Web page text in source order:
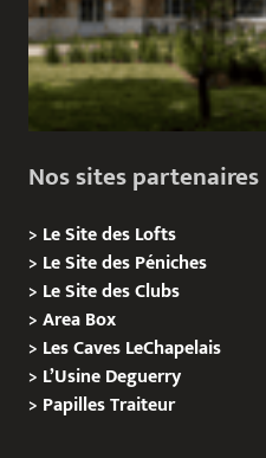
Nos sites partenaires
> Le Site des Lofts
> Le Site des Péniches
> Le Site des Clubs
>Area Box
> Les Caves LeChapelais
> L’Usine Deguerry
> PapillesTraiteur